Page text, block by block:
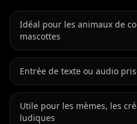
Idéal pour les animaux de
mascottes
Entrée de texte ou audio
Utile pour les mèmes, les
ludiques